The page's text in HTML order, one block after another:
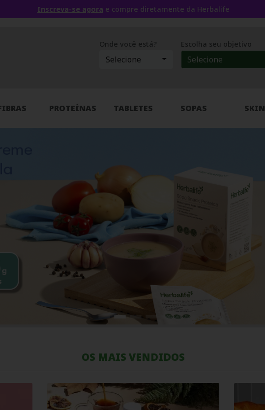
Inscreva-se agora e compre diretamente da Herbalife
Onde você está?
Selecione
Escolha seu objetivo
Selecione
PROTEÍNAS TABLETES SOPAS SKIN
OS MAIS VENDIDOS